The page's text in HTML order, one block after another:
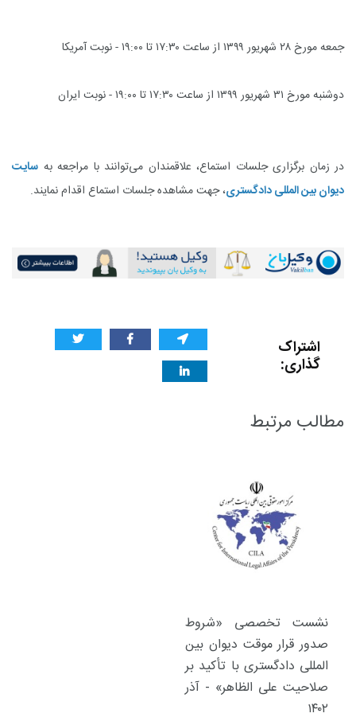
جمعه مورخ ۲۸ شهریور ۱۳۹۹ از ساعت ۱۷:۳۰ تا ۱۹:۰۰ - نوبت آمریکا
دوشنبه مورخ ۳۱ شهریور ۱۳۹۹ از ساعت ۱۷:۳۰ تا ۱۹:۰۰ - نوبت ایران
در زمان برگزاری جلسات استماع، علاقمندان می‌توانند با مراجعه به سایت
دیوان بین المللی دادگستری، جهت مشاهده جلسات استماع اقدام نمایند.
اشتراک
گذاری:
مطالب مرتبط
نشست تخصصی «شروط
صدور قرار موقت دیوان بین
المللی دادگستری با تأکید بر
صلاحیت علی الظاهر» - آذر
۱۴۰۲